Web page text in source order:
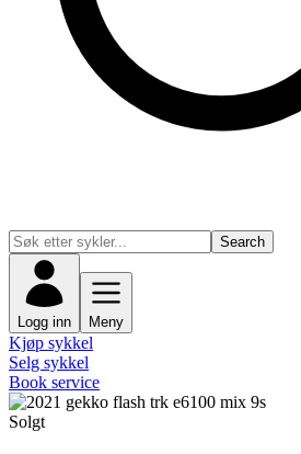
Search
Logg inn Meny
Kjøp sykkel
Selg sykkel
Book service
Solgt